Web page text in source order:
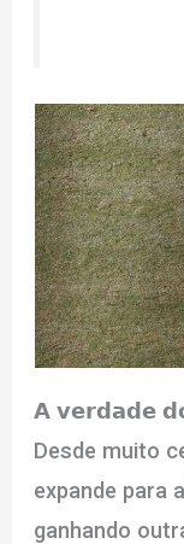
𝗔 𝘃𝗲𝗿𝗱𝗮𝗱𝗲
Desde muito
expande para
ganhando